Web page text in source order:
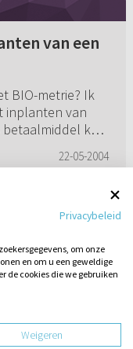
van een
BIO-metrie? Ik
inplanten van
kan
name d...22-05-2004
door
een vraag
Privacybeleid
om onze
en om u een geweldige
de cookies die we gebruiken
Weigeren